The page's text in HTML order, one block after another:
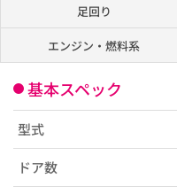
足回り
エンジン・燃料系
基本スペック
型式
ドア数